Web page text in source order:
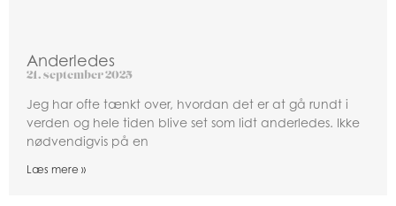
Anderledes
21. september 2025
Jeg har ofte tænkt over, hvordan det er at gå rundt i
verden og hele tiden blive set som lidt anderledes. Ikke
nødvendigvis på en
Læs mere »